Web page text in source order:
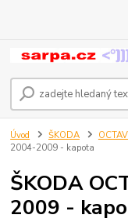
Úvod ŠKODA
2004-2009 - kapota
ŠKODA
2009 -